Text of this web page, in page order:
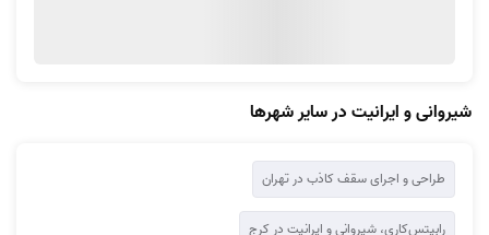
شیروانی و ایرانیت در سایر شهرها
طراحی و اجرای سقف کاذب در تهران
رابیتس‌کاری، شیروانی و ایرانیت در کرج